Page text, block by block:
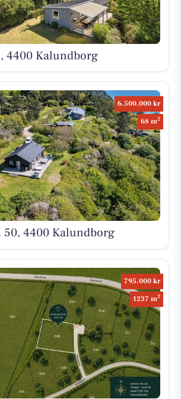
4400 Kalundborg
6.500.000 kr
68 m2
50, 4400 Kalundborg
795.000 kr
1237 m2